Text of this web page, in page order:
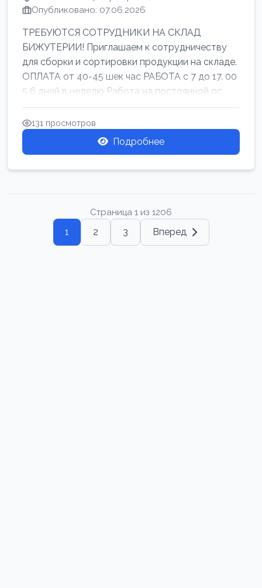
Опубликовано: 07.06.2026
ТРЕБУЮТСЯ СОТРУДНИКИ НА СКЛАД
БИЖУТЕРИИ! Приглашаем к сотрудничеству
для сборки и сортировки продукции на складе.
ОПЛАТА от 40-45 шек час РАБОТА с 7 до 17. 00
5 6 дней в неделю Работа на постоянной ос...
131 просмотров
Подробнее
Страница 1 из 1206
1 2 3 Вперед